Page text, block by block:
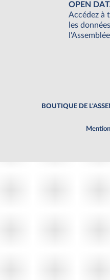
OPEN
Accédez à
les
BOUTIQUE DE